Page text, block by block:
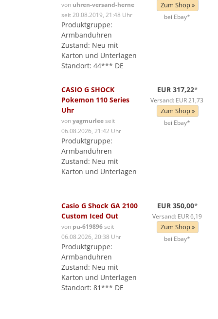
von uhren-versand-herne
seit 20.08.2019, 21:48 Uhr
Produktgruppe:
Armbanduhren
Zustand: Neu mit
Karton und Unterlagen
Standort: 44*** DE
Zum Shop »
bei Ebay*
CASIO G SHOCK
Pokemon 110 Series
Uhr
vonyagmurleeseit
06.08.2026, 21:42 Uhr
Produktgruppe:
Armbanduhren
Zustand: Neu mit
Karton und Unterlagen
EUR 317,22*
Versand: EUR 21,73
Zum Shop »
bei Ebay*
Casio G Shock GA 2100
Custom Iced Out
von pu-619896seit
06.08.2026, 20:38 Uhr
Produktgruppe:
Armbanduhren
Zustand: Neu mit
Karton und Unterlagen
Standort: 81*** DE
EUR 350,00*
Versand: EUR 6,19
Zum Shop »
bei Ebay*